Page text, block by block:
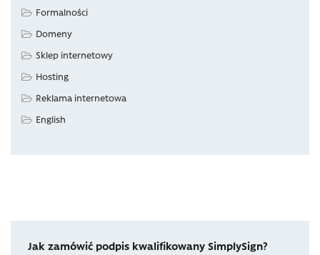
Formalności
Domeny
Sklep internetowy
Hosting
Reklama internetowa
English
Jak zamówić podpis kwalifikowany SimplySign?